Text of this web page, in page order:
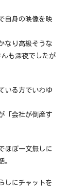
自身の映像を映
なり高級そうな
も深夜でしたが
いる方でいわゆ
「会社が倒産す
ほぼ一文無しに
。
しにチャットを